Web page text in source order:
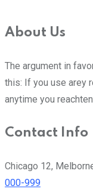
About Us
The argument in
this: If you use arey
anytime you
Contact Info
Chicago 12,
000-999